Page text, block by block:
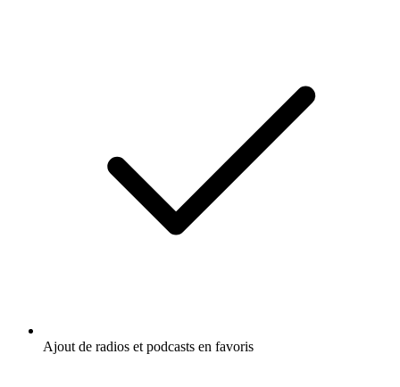
Ajout de radios et podcasts en favoris